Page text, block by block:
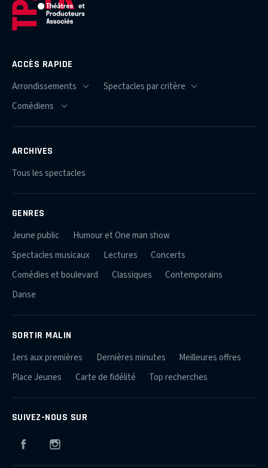
ACCÈS RAPIDE
ARCHIVES
Tous les spectacles
GENRES
Jeune public
Humour et One man show
Spectacles musicaux
Lectures
Concerts
Comédies et boulevard
Classiques
Contemporains
Danse
SORTIR MALIN
1ers aux premières Dernières minutes
Meilleures offres
Place Jeunes
Carte de fidélité Top recherches
SUIVEZ-NOUS SUR
Facebook